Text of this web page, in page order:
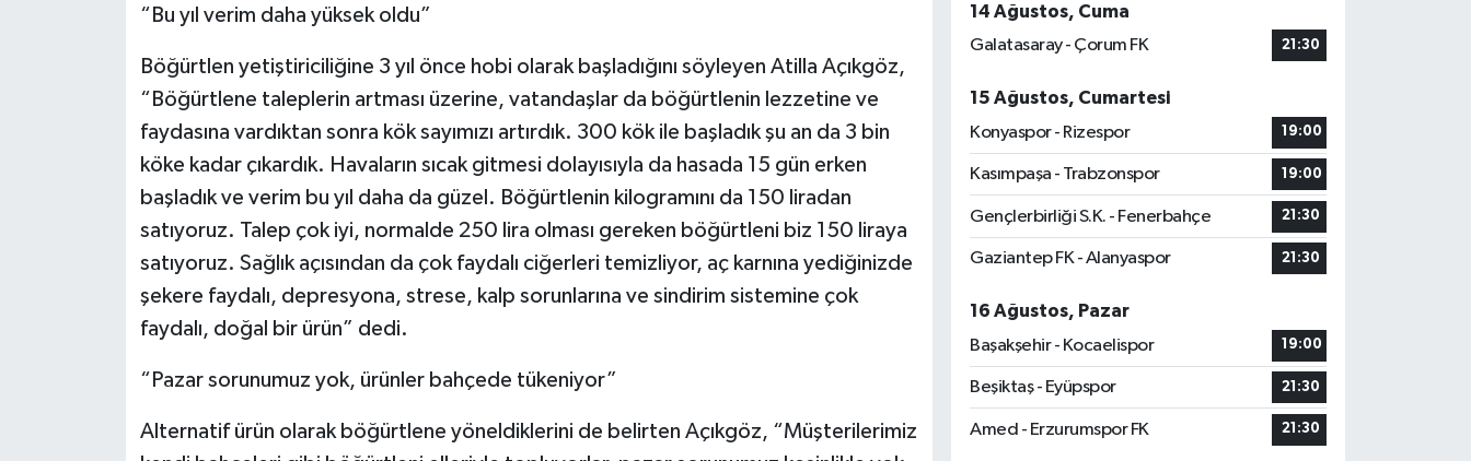
“Bu yıl verim daha yüksek oldu”
Böğürtlen yetiştiriciliğine 3 yıl önce hobi olarak başladığını söyleyen Atilla Açıkgöz,
“Böğürtlene taleplerin artması üzerine, vatandaşlar da böğürtlenin lezzetine ve
faydasına vardıktan sonra kök sayımızı artırdık. 300 kök ile başladık şu an da 3 bin
köke kadar çıkardık. Havaların sıcak gitmesi dolayısıyla da hasada 15 gün erken
başladık ve verim bu yıl daha da güzel. Böğürtlenin kilogramını da 150 liradan
satıyoruz. Talep çok iyi, normalde 250 lira olması gereken böğürtleni biz 150 liraya
satıyoruz. Sağlık açısından da çok faydalı ciğerleri temizliyor, aç karnına yediğinizde
şekere faydalı, depresyona, strese, kalp sorunlarına ve sindirim sistemine çok
faydalı, doğal bir ürün” dedi.
“Pazar sorunumuz yok, ürünler bahçede tükeniyor”
Alternatif ürün olarak böğürtlene yöneldiklerini de belirten Açıkgöz, “Müşterilerimiz
14 Ağustos, Cuma
Galatasaray - Çorum FK
21:30
15 Ağustos, Cumartesi
Konyaspor - Rizespor
19:00
Kasımpaşa - Trabzonspor 19:00
Gençlerbirliği S.K. - Fenerbahçe 21:30
Gaziantep FK - Alanyaspor 21:30
16 Ağustos, Pazar
Başakşehir - Kocaelispor
19:00
Beşiktaş - Eyüpspor 21:30
Amed - Erzurumspor FK 21:30